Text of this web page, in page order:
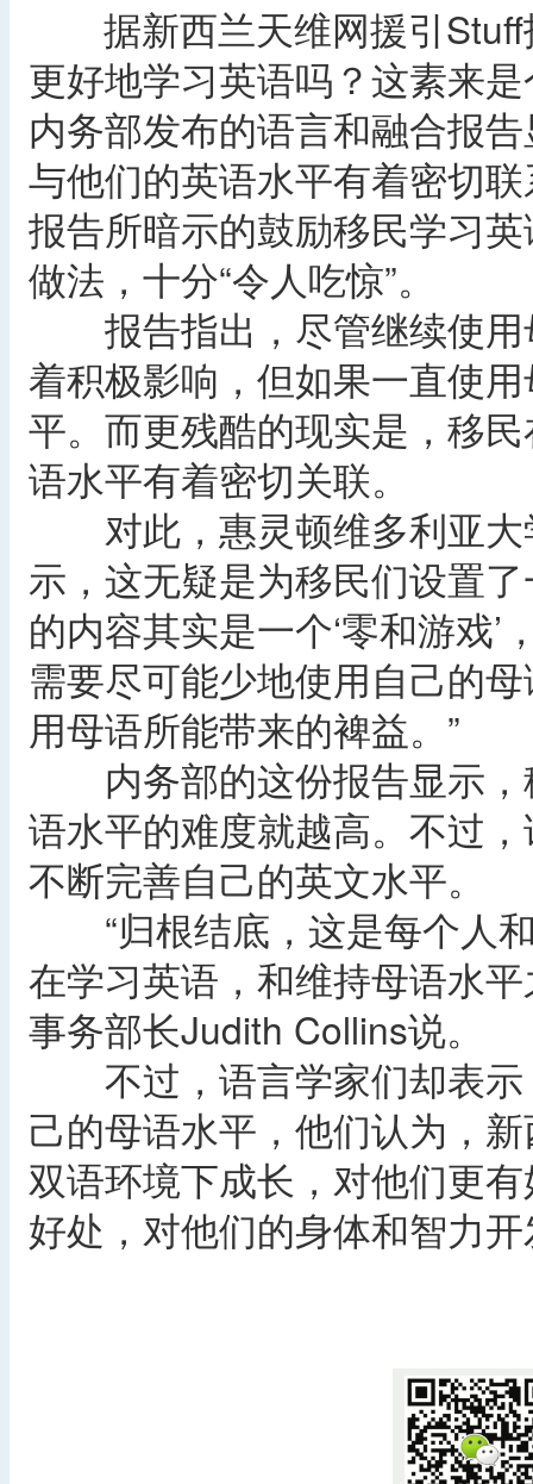
据新西兰天维网援引Stuff
更好地学习英语吗？这素来
内务部发布的语言和融合报
与他们的英语水平有着密切
报告所暗示的鼓励移民学习
做法，十分“令人吃惊”。
报告指出，尽管继续使用
着积极影响，但如果一直使
平。而更残酷的现实是，移
语水平有着密切关联。
对此，惠灵顿维多利亚大
示，这无疑是为移民们设置
的内容其实是一个‘零和游戏
需要尽可能少地使用自己的
用母语所能带来的裨益。”
内务部的这份报告显示，
语水平的难度就越高。不过
不断完善自己的英文水平。
“归根结底，这是每个人
在学习英语，和维持母语水
事务部长Judith Collins说。
不过，语言学家们却表示
己的母语水平，他们认为，
双语环境下成长，对他们更
好处，对他们的身体和智力